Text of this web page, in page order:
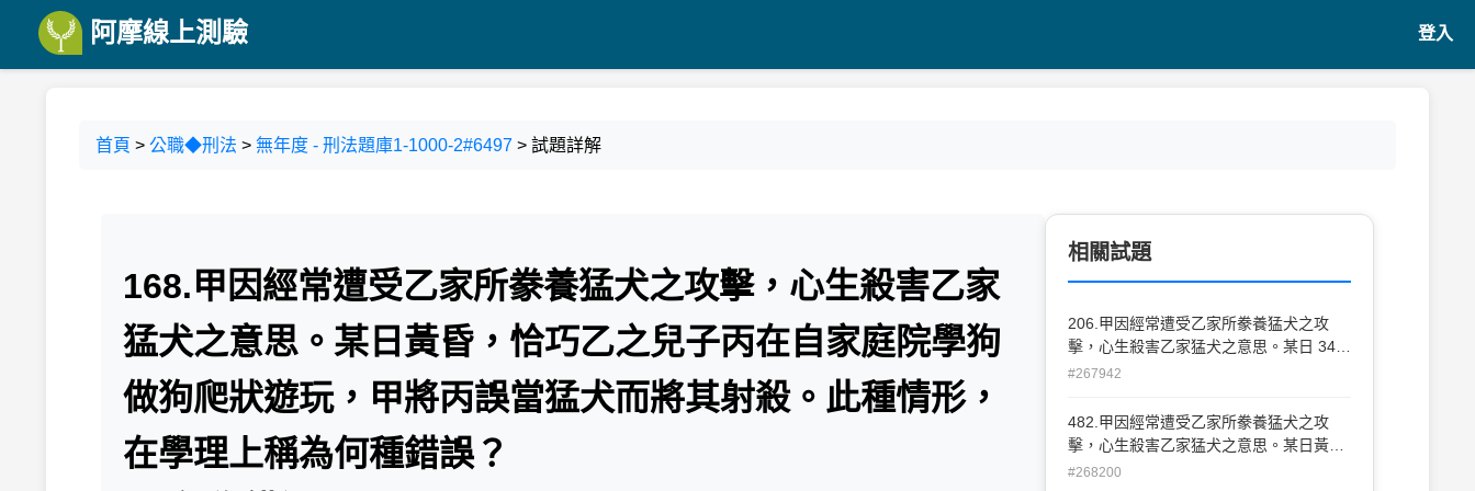
阿摩線上測驗 登入
首頁 > 公職◆刑法 > 無年度 - 刑法題庫1-1000-2#6497 > 試題詳解
168.甲因經常遭受乙家所豢養猛犬之攻擊，心生殺害乙家
猛犬之意思。某日黃昏，恰巧乙之兒子丙在自家庭院學狗
做狗爬狀遊玩，甲將丙誤當猛犬而將其射殺。此種情形，
在學理上稱為何種錯誤？
相關試題
206.甲因經常遭受乙家所豢養猛犬之攻
擊，心生殺害乙家猛犬之意思。某日 34
黃昏，恰巧乙之兒子丙在自家庭院學狗做
殺。此種情形，在學理上稱為何種錯誤？
(A)行為錯誤 (B)打擊錯誤 (C)客體錯誤 (D)
#267942
482.甲因經常遭受乙家所豢養猛犬之攻
擊，心生殺害乙家猛犬之意思。某日黃
昏，恰巧乙之兒子丙在自家庭院學狗做狗
#268200